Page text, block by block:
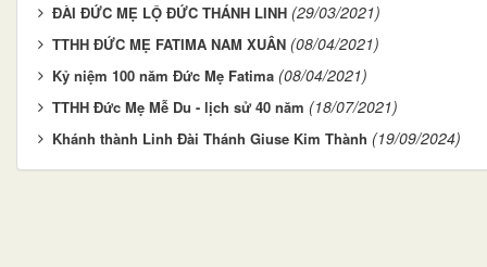
ĐÀI ĐỨC MẸ LỘ ĐỨC THÁNH LINH (29/03/2021)
TTHH ĐỨC MẸ FATIMA NAM XUÂN (08/04/2021)
Kỷ niệm 100 năm Đức Mẹ Fatima (08/04/2021)
TTHH Đức Mẹ Mễ Du - lịch sử 40 năm (18/07/2021)
Khánh thành Linh Đài Thánh Giuse Kim Thành (19/09/2024)